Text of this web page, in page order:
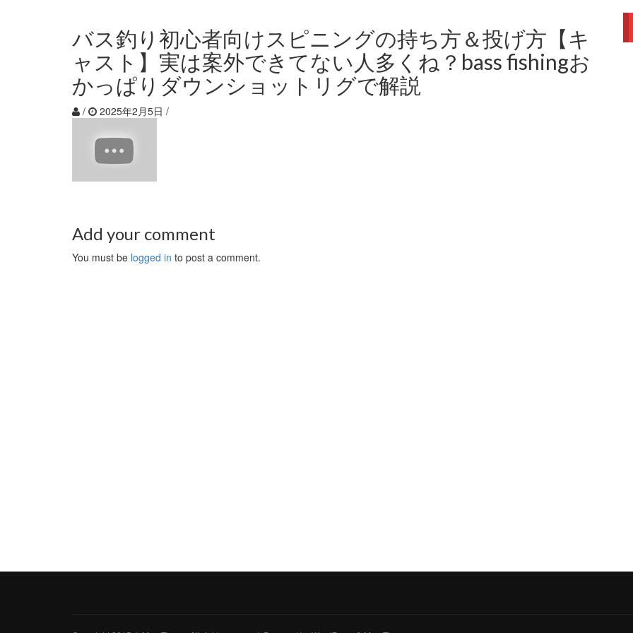
バス釣り初心者向けスピニングの持ち方＆投げ方【キ
ャスト】実は案外できてない人多くね？bass fishingお
かっぱりダウンショットリグで解説
/ 2025年2月5日 /
Add your comment
You must be logged in to post a comment.